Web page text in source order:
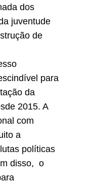
dos
juventude
de
para
da
2015. A
com
a
políticas
disso, o